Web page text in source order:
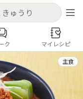
キャンセル
きます
新規登録
キャンセル
コンテンツ
ク マイレシピ
主食